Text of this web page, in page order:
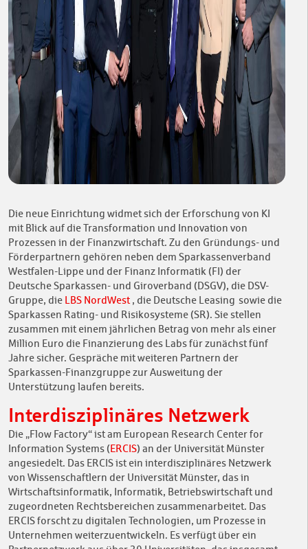
Die neue Einrichtung widmet sich der Erforschung von KI
mit Blick auf die Transformation und Innovation von
Prozessen in der Finanzwirtschaft. Zu den Gründungs- und
Förderpartnern gehören neben dem Sparkassenverband
Westfalen-Lippe und der Finanz Informatik (FI) der
Deutsche Sparkassen- und Giroverband (DSGV), die DSV-
Gruppe, die LBS NordWest , die Deutsche Leasing sowie die
Sparkassen Rating- und Risikosysteme (SR). Sie stellen
zusammen mit einem jährlichen Betrag von mehr als einer
Million Euro die Finanzierung des Labs für zunächst fünf
Jahre sicher. Gespräche mit weiteren Partnern der
Sparkassen-Finanzgruppe zur Ausweitung der
Unterstützung laufen bereits.
Interdisziplinäres Netzwerk
Die „Flow Factory“ ist am European Research Center for
Information Systems (ERCIS) an der Universität Münster
angesiedelt. Das ERCIS ist ein interdisziplinäres Netzwerk
von Wissenschaftlern der Universität Münster, das in
Wirtschaftsinformatik, Informatik, Betriebswirtschaft und
zugeordneten Rechtsbereichen zusammenarbeitet. Das
ERCIS forscht zu digitalen Technologien, um Prozesse in
Unternehmen weiterzuentwickeln. Es verfügt über ein